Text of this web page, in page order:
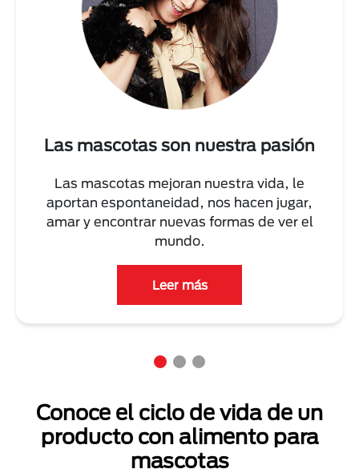
Las mascotas son nuestra pasión
Las mascotas mejoran nuestra vida, le
aportan espontaneidad, nos hacen jugar,
amar y encontrar nuevas formas de ver el
mundo.
Leer más
Conoce el ciclo de vida de un
producto con alimento para
mascotas